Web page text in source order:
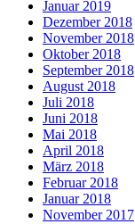
Januar 2019
Dezember 2018
November 2018
Oktober 2018
September 2018
August 2018
Juli 2018
Juni 2018
Mai 2018
April 2018
März 2018
Februar 2018
Januar 2018
November 2017